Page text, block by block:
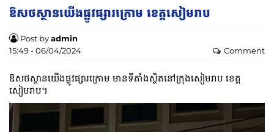
ឱសថស្ថានយើងផ្លូវផ្សារក្រោម ខេត្តសៀមរាប
Post byadmin
15:49 - 06/04/2024
Comment
ឱសថស្ថានយើងផ្លូវផ្សារក្រោម មានទីតាំងស្ថិតនៅក្រុងសៀមរាប ​ខេត្ត
សៀមរាប។